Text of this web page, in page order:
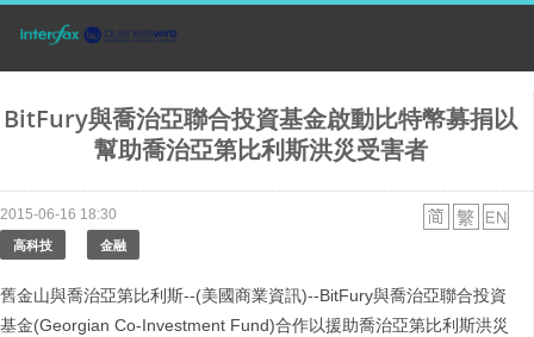
BitFury與喬治亞聯合投資基金啟動比特幣募捐以
幫助喬治亞第比利斯洪災受害者
2015-06-16 18:30
高科技 金融
舊金山與喬治亞第比利斯--(美國商業資訊)--BitFury與喬治亞聯合投資
基金(Georgian Co-Investment Fund)合作以援助喬治亞第比利斯洪災